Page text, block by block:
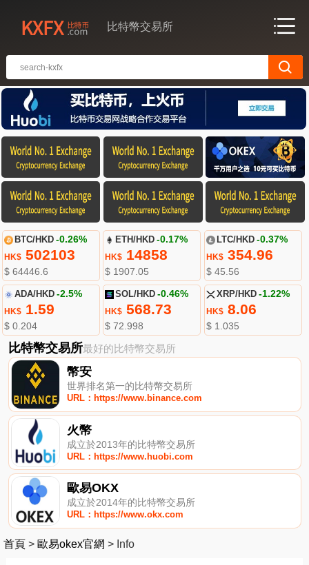
比特幣交易所
BTC/HKD -0.26%
HK$502103
$ 64446.6
ETH/HKD -0.17%
HK$ 14858
$ 1907.05
LTC/HKD -0.37%
HK$354.96
$ 45.56
ADA/HKD -2.5%
HK$1.59
$ 0.204
SOL/HKD -0.46%
HK$ 568.73
$ 72.998
XRP/HKD -1.22%
HK$8.06
$ 1.035
比特幣交易所最好的比特幣交易所
幣安
世界排名第一的比特幣交易所
URL：https://www.binance.com
火幣
成立於2013年的比特幣交易所
URL：https://www.huobi.com
歐易OKX
成立於2014年的比特幣交易所
URL：https://www.okx.com
首頁 > 歐易okex官網 > Info